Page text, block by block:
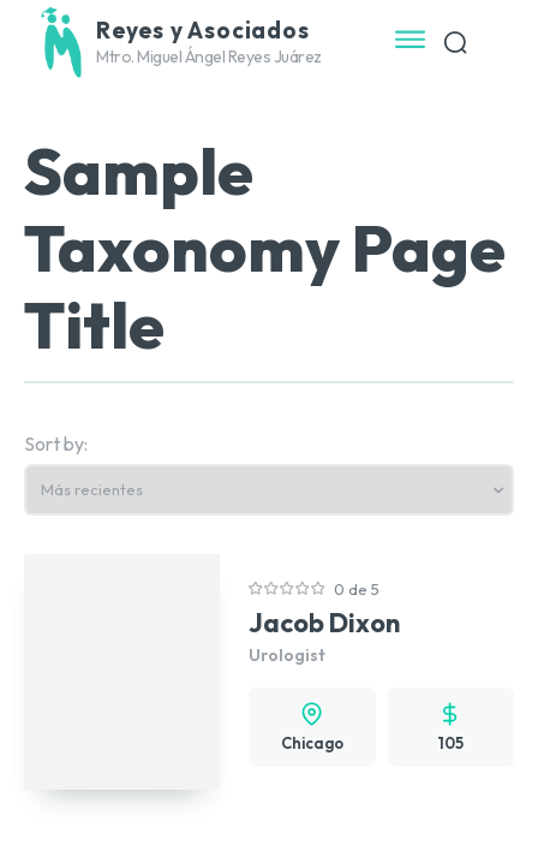
Reyes y Asociados
Mtro. Miguel Ángel Reyes Juárez
Sample
Taxonomy Page
Title
Sort by:
0 de 5
Jacob Dixon
Urologist
Chicago 105